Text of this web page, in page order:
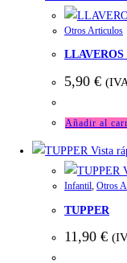
Otros Articulos
5,90 €
Añadir al
Vista
Infantil, Otros
TUPPER
11,90 €